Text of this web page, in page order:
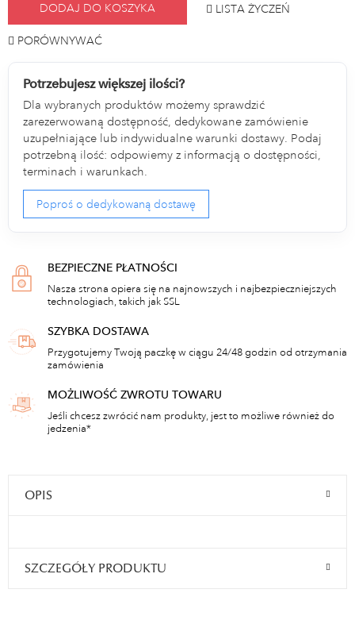
DODAJ DO KOSZYKA LISTA ŻYCZEŃ
PORÓWNYWAĆ
Potrzebujesz większej ilości?
Dla wybranych produktów możemy sprawdzić
zarezerwowaną dostępność, dedykowane zamówienie
uzupełniające lub indywidualne warunki dostawy. Podaj
potrzebną ilość: odpowiemy z informacją o dostępności,
terminach i warunkach.
Poproś o dedykowaną dostawę
BEZPIECZNE PŁATNOŚCI
Nasza strona opiera się na najnowszych i najbezpieczniejszych
technologiach, takich jak SSL
SZYBKA DOSTAWA
Przygotujemy Twoją paczkę w ciągu 24/48 godzin od otrzymania
zamówienia
MOŻLIWOŚĆ ZWROTU TOWARU
Jeśli chcesz zwrócić nam produkty, jest to możliwe również do
jedzenia*
OPIS
SZCZEGÓŁY PRODUKTU